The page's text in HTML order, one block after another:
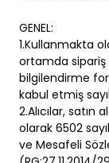
GENEL:
1.Kullanmakta
ortamda sipariş
bilgilendirme
kabul etmiş
2.Alıcılar, satın
olarak 6502
ve Mesafeli